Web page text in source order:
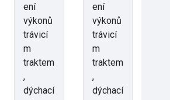
ení
výkonů
trávicí
m
traktem
,
dýchací
ení
výkonů
trávicí
m
traktem
,
dýchací